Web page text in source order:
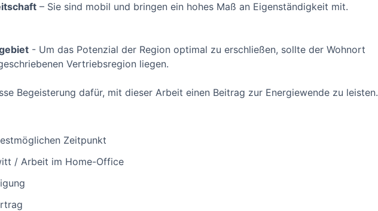
– Sie sind mobil und bringen ein hohes Maß an Eigenständigkeit mit.
- Um das Potenzial der Region optimal zu erschließen, sollte der Wohnort
Vertriebsregion liegen.
Begeisterung dafür, mit dieser Arbeit einen Beitrag zur Energiewende zu leisten.
Zeitpunkt
/ Arbeit im Home-Office